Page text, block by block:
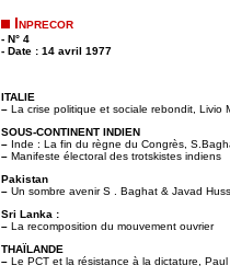
Inprecor
- N° 4
- Date : 14 avril 1977
ITALIE
– La crise politique et sociale rebondit, Livio
SOUS-CONTINENT INDIEN
– Inde : La fin du règne du Congrès,
– Manifeste électoral des trotskistes indiens
Pakistan
– Un sombre avenir S . Baghat & Javad
Sri Lanka :
– La recomposition du mouvement ouvrier
THAÏLANDE
– Le PCT et la résistance à la dictature,